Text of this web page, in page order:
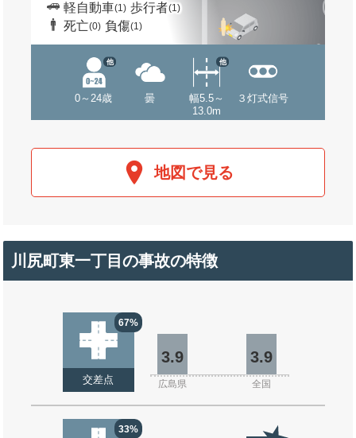
軽自動車(1) 歩行者(1)
死亡(0) 負傷(1)
0～24歳
他
曇
幅5.5～
13.0m
他
３灯式信号
地図で見る
川尻町東一丁目の事故の特徴
67%
交差点
3.9 3.9
広島県 全国
33%